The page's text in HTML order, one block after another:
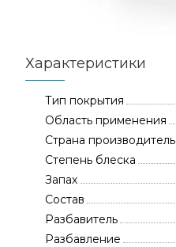
Характеристики
Тип покрытия
Область применения
Страна производитель
Степень блеска
Запах
Состав
Разбавитель
Разбавление